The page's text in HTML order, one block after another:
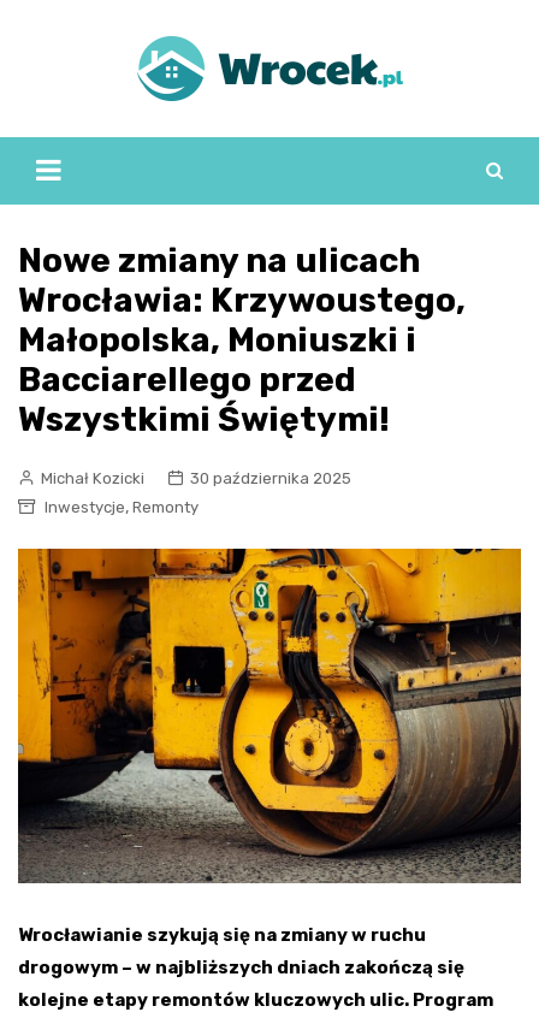
Nowe zmiany na ulicach
Wrocławia: Krzywoustego,
Małopolska, Moniuszki i
Bacciarellego przed
Wszystkimi Świętymi!
Michał Kozicki
30 października 2025
Inwestycje, Remonty
Wrocławianie szykują się na zmiany w ruchu
drogowym – w najbliższych dniach zakończą się
kolejne etapy remontów kluczowych ulic. Program